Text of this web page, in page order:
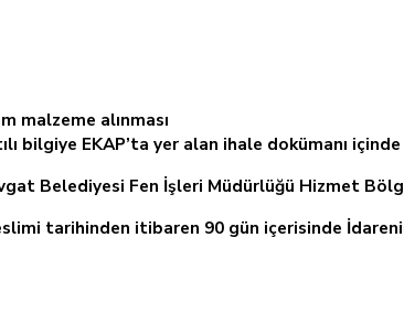
malzeme alınması
bilgiye EKAP’ta yer alan ihale dokümanı
Belediyesi Fen İşleri Müdürlüğü Hizmet
tarihinden itibaren 90 gün içerisinde